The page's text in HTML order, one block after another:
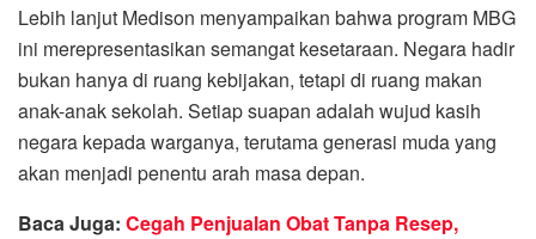
Lebih lanjut Medison menyampaikan bahwa program MBG
ini merepresentasikan semangat kesetaraan. Negara hadir
bukan hanya di ruang kebijakan, tetapi di ruang makan
anak-anak sekolah. Setiap suapan adalah wujud kasih
negara kepada warganya, terutama generasi muda yang
akan menjadi penentu arah masa depan.
Baca Juga: Cegah Penjualan Obat Tanpa Resep,